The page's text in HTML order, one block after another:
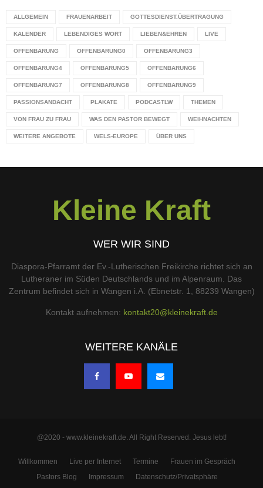
ALLGEMEIN FRAUENARBEIT GOTTESDIENST.ÜBERTRAGUNG
KALENDER LEBENDIGES WORT LIEBEN&EHREN LIVE
OFFENBARUNG OFFENBARUNG0 OFFENBARUNG3
OFFENBARUNG4 OFFENBARUNG5 OFFENBARUNG6
OFFENBARUNG7 OFFENBARUNG8 OFFENBARUNG9
PASSIONSANDACHT PLAKATE PODCASTLW THEMEN
VON FRAU ZU FRAU WAS DEN PASTOR BEWEGT WEIHNACHTEN
WEITERE ANGEBOTE WELS-EUROPE ÜBER UNS
Kleine Kraft
WER WIR SIND
Diaspora-Pfarramt der Ev.-Lutherischen Freikirche richtet sich an
Lutheraner im Süden Deutschlands und im Alpenraum. Das
Zentrum befindet sich in Wangen i.A. (Ebnetstr. 1, 88239 Wangen)
Kontakt aufnehmen: kontakt20@kleinekraft.de
WEITERE KANÄLE
@2020 - www.kleinekraft.de. All Right Reserved. Jesus lebt!
Willkommen Live per Internet Termine
Frauen im Gespräch
Pastors Blog
Impressum Datenschutz/Privatsphäre